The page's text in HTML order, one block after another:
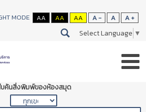
MODE AA AA AA A - A A +
Select Language ▼
ค้นสิ่งพิมพ์ของห้องสมุด